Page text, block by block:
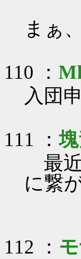
まぁ
110 ：
入団
111 ：
最
に繋
112 ：